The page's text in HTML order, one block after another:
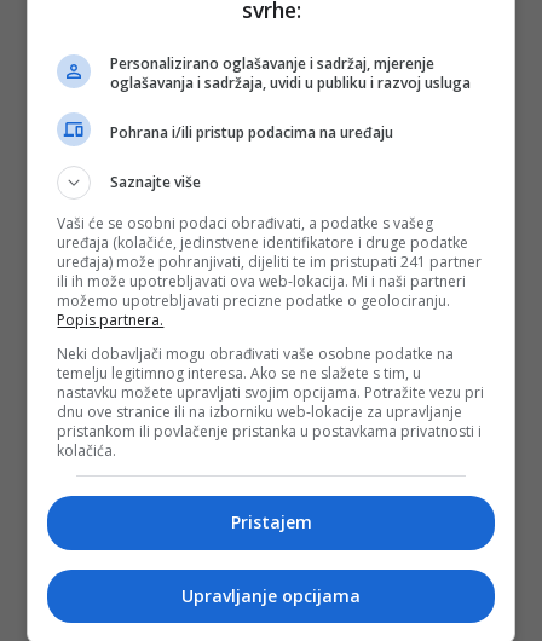
svrhe:
Personalizirano oglašavanje i sadržaj, mjerenje
oglašavanja i sadržaja, uvidi u publiku i razvoj usluga
Pohrana i/ili pristup podacima na uređaju
Saznajte više
Vaši će se osobni podaci obrađivati, a podatke s vašeg
uređaja (kolačiće, jedinstvene identifikatore i druge podatke
uređaja) može pohranjivati, dijeliti te im pristupati 241 partner
ili ih može upotrebljavati ova web-lokacija. Mi i naši partneri
možemo upotrebljavati precizne podatke o geolociranju.
Popis partnera.
Neki dobavljači mogu obrađivati vaše osobne podatke na
temelju legitimnog interesa. Ako se ne slažete s tim, u
nastavku možete upravljati svojim opcijama. Potražite vezu pri
dnu ove stranice ili na izborniku web-lokacije za upravljanje
pristankom ili povlačenje pristanka u postavkama privatnosti i
kolačića.
Pristajem
Upravljanje opcijama